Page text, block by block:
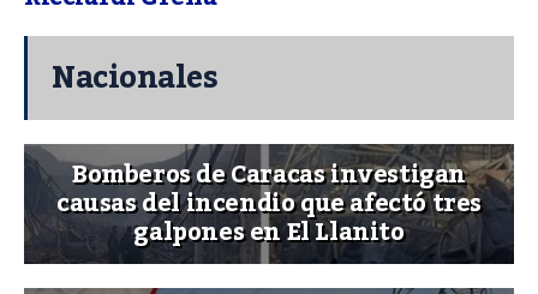
Nacionales
Bomberos de Caracas investigan
causas del incendio que afectó tres
galpones en El Llanito